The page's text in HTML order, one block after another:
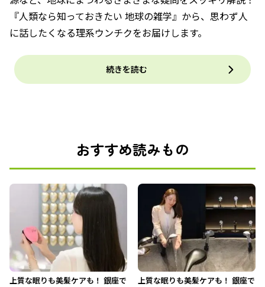
『人類なら知っておきたい 地球の雑学』から、思わず人
に話したくなる理系ウンチクをお届けします。
続きを読む
おすすめ読みもの
上質な眠りも美髪ケアも！ 銀座で
上質な眠りも美髪ケアも！ 銀座で